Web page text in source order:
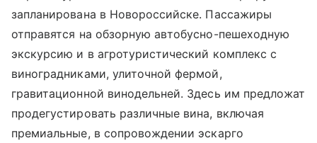
запланирована в Новороссийске. Пассажиры
отправятся на обзорную автобусно-пешеходную
экскурсию и в агротуристический комплекс с
виноградниками, улиточной фермой,
гравитационной винодельней. Здесь им предложат
продегустировать различные вина, включая
премиальные, в сопровождении эскарго